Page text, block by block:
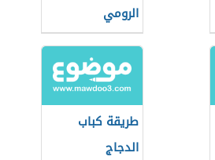
الرومي
طريقة كباب
الدجاج